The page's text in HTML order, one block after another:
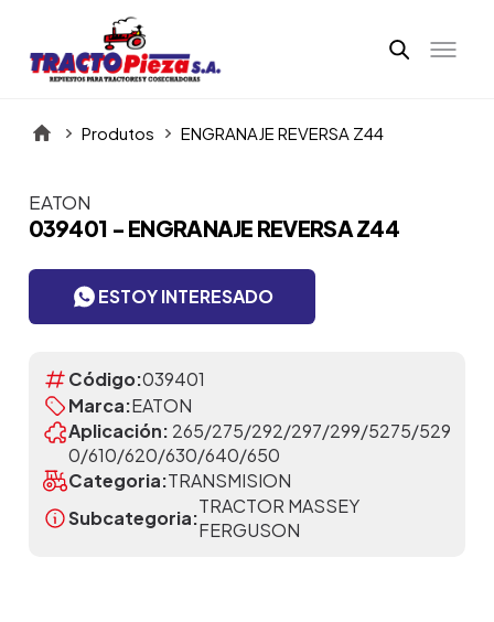
Produtos ENGRANAJE REVERSA Z44
Itens da Galeria
EATON
039401 - ENGRANAJE REVERSA Z44
ESTOY INTERESADO
Código:039401
Marca:EATON
Aplicación: 265/275/292/297/299/5275/529
0/610/620/630/640/650
Categoria:TRANSMISION
Subcategoria:
TRACTOR MASSEY
FERGUSON